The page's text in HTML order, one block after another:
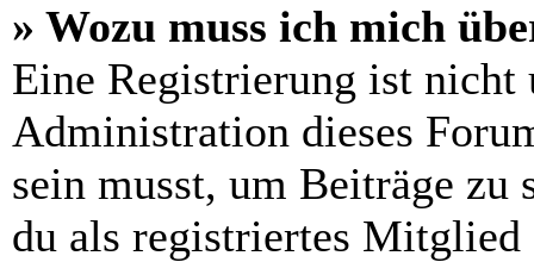
» Wozu muss ich mich
Eine Registrierung ist
Administration dieses
sein musst, um Beiträge
du als registriertes Mitglied